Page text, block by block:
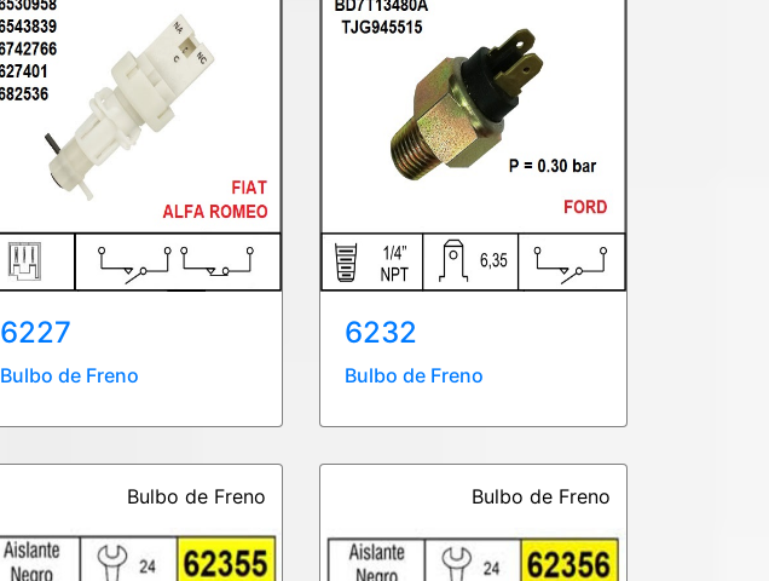
6227
Bulbo de Freno
6232
Bulbo de Freno
Bulbo de Freno Bulbo de Freno